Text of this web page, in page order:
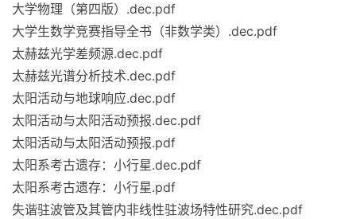
大学物理（第四版）.dec.pdf
大学生数学竞赛指导全书（非数学类）.dec.pdf
太赫兹光学差频源.dec.pdf
太赫兹光谱分析技术.dec.pdf
太阳活动与地球响应.dec.pdf
太阳活动与太阳活动预报.dec.pdf
太阳活动与太阳活动预报.pdf
太阳系考古遗存：小行星.dec.pdf
太阳系考古遗存：小行星.pdf
失谐驻波管及其管内非线性驻波场特性研究.dec.pdf